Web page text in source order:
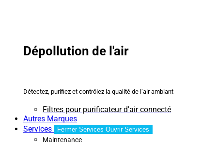
Dépollution de l'air
Détectez, purifiez et contrôlez la qualité de l’air ambiant
Filtres pour purificateur d'air connecté
Autres Marques
Services
Fermer Services Ouvrir Services
Maintenance